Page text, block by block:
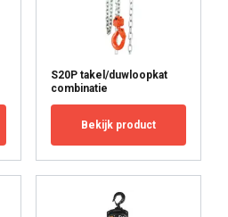
S20P takel/duwloopkat
combinatie
Bekijk product